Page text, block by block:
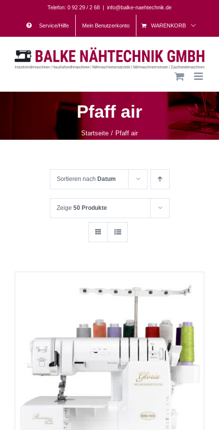
content
Telefon: 0 92 29 / 2 68 | info@balke-naehtechnik.de
Service/Hilfe Mein Benutzerkonto WARENKORB
Pfaff air
Startseite Pfaff air
Sortieren nach Datum
Zeige 50 Produkte
IN DEN WARENKORB